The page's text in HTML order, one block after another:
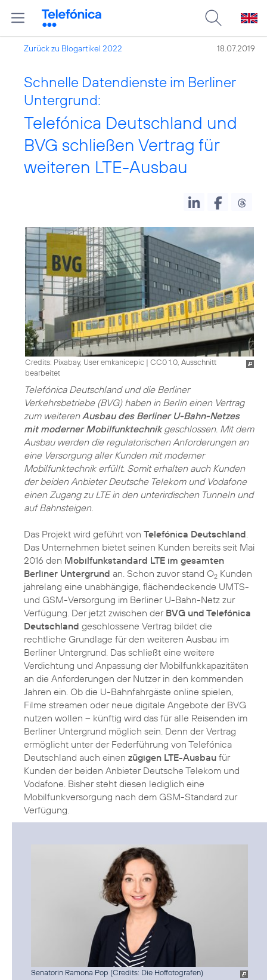
Zurück zu Blogartikel 2022 18.07.2019
Schnelle Datendienste im Berliner
Untergrund:
Telefónica Deutschland und
BVG schließen Vertrag für
weiteren LTE-Ausbau
Credits: Pixabay, User emkanicepic | CC0 1.0, Ausschnitt
bearbeitet
Telefónica Deutschland und die Berliner
Verkehrsbetriebe (BVG) haben in Berlin einen Vertrag
zum weiterenAusbau des Berliner U-Bahn-Netzes
mit moderner Mobilfunktechnikgeschlossen. Mit dem
Ausbau werden die regulatorischen Anforderungen an
eine Versorgung aller Kunden mit moderner
Mobilfunktechnik erfüllt. Somit erhalten auch Kunden
der beiden Anbieter Deutsche Telekom und Vodafone
einen Zugang zu LTE in den unterirdischen Tunneln und
auf Bahnsteigen.
Das Projekt wird geführt von Telefónica Deutschland
Das Unternehmen bietet seinen Kunden bereits seit Mai
2016 den Mobilfunkstandard LTE im gesamten
Berliner Untergrund an. Schon zuvor stand O2 Kunden
jahrelang eine unabhängige, flächendeckende UMTS-
und GSM-Versorgung im Berliner U-Bahn-Netz zur
Verfügung. Der jetzt zwischen der BVG und Telefónica
Deutschland geschlossene Vertrag bildet die
rechtliche Grundlage für den weiteren Ausbau im
Berliner Untergrund. Das schließt eine weitere
Verdichtung und Anpassung der Mobilfunkkapazitäten
an die Anforderungen der Nutzer in den kommenden
Jahren ein. Ob die U-Bahnfahrgäste online spielen,
Filme streamen oder neue digitale Angebote der BVG
nutzen wollen – künftig wird das für alle Reisenden im
Berliner Untergrund möglich sein. Denn der Vertrag
ermöglicht unter der Federführung von Telefónica
Deutschland auch einen zügigen LTE-Ausbau für
Kunden der beiden Anbieter Deutsche Telekom und
Vodafone. Bisher steht diesen lediglich eine
Mobilfunkversorgung nach dem GSM-Standard zur
Verfügung.
Senatorin Ramona Pop (Credits: Die Hoffotografen)